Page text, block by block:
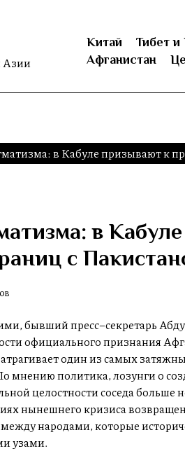
Азии
Китай Тибет и
Афганистан
в Кабуле призывают к
в
с
бывший пресс–секретарь
официального признания
один из самых
мнению политика, лозунги о
целостности соседа
нынешнего кризиса
между народами, которые
узами.